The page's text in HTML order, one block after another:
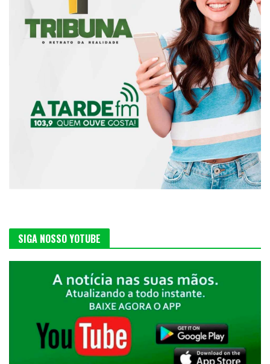
SIGA NOSSO YOTUBE